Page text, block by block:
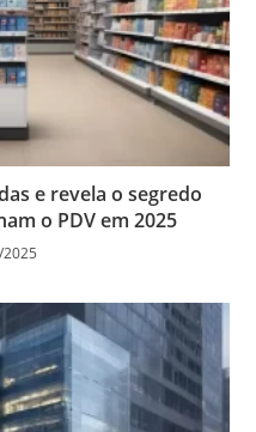
e revela o segredo
o PDV em 2025